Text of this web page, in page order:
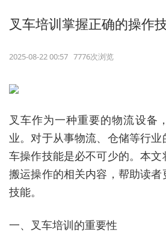
叉车培训掌握正确的操作
2025-08-22 00:57 7776次浏览
叉车作为一种重要的物流设备
业。对于从事物流、仓储等行业
车操作技能是必不可少的。本
搬运操作的相关内容，帮助读
技能。
一、叉车培训的重要性